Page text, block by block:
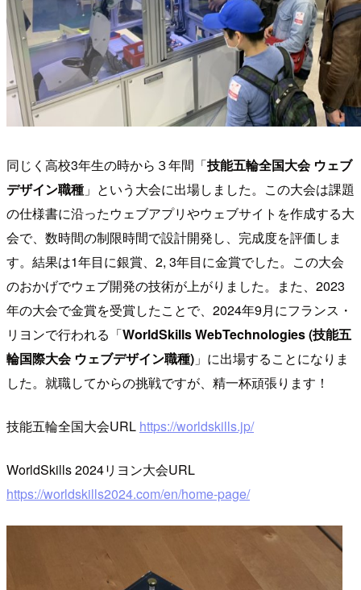
同じく高校3年生の時から３年間「技能五輪全国大会 ウェブ
デザイン職種 」という大会に出場しました。この大会は課題
の仕様書に沿ったウェブアプリやウェブサイトを作成する大
会で、数時間の制限時間で設計開発し、完成度を評価しま
す。結果は1年目に銀賞、2, 3年目に金賞でした。この大会
のおかげでウェブ開発の技術が上がりました。また、2023
年の大会で金賞を受賞したことで、2024年9月にフランス・
リヨンで行われる「WorldSkills WebTechnologies (技能五
輪国際大会 ウェブデザイン職種) 」に出場することになりま
した。就職してからの挑戦ですが、精一杯頑張ります！
技能五輪全国大会URL https://worldskills.jp/
WorldSkills 2024リヨン大会URL
https://worldskills2024.com/en/home-page/